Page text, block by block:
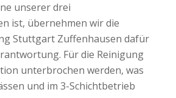
unserer drei
ist, übernehmen wir die
Stuttgart Zuffenhausen dafür
Für die Reinigung
unterbrochen werden, was
und im 3-Schichtbetrieb